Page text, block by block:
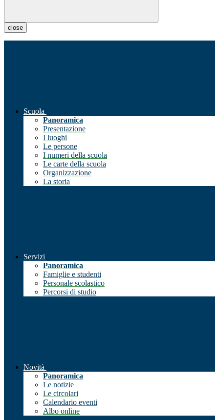
close
Scuola
Panoramica
Presentazione
I luoghi
Le persone
I numeri della scuola
Le carte della scuola
Organizzazione
La storia
Servizi
Panoramica
Famiglie e studenti
Personale scolastico
Percorsi di studio
Novità
Panoramica
Le notizie
Le circolari
Calendario eventi
Albo online